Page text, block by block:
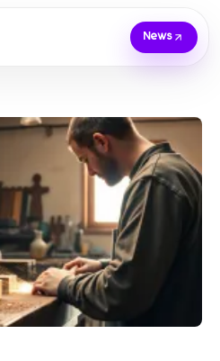
News